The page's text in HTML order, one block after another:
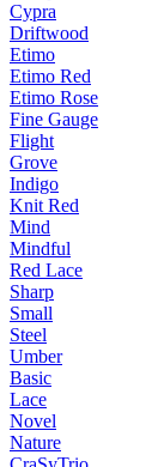
Cypra
Driftwood
Etimo
Etimo Red
Etimo Rose
Fine Gauge
Flight
Grove
Indigo
Knit Red
Mind
Mindful
Red Lace
Sharp
Small
Steel
Umber
Basic
Lace
Novel
Nature